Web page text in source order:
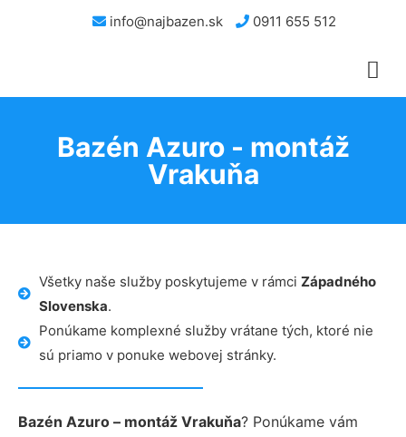
info@najbazen.sk 0911 655 512
Bazén Azuro - montáž
Vrakuňa
Všetky naše služby poskytujeme v rámci Západného
Slovenska.
Ponúkame komplexné služby vrátane tých, ktoré nie
sú priamo v ponuke webovej stránky.
Bazén Azuro – montáž Vrakuňa? Ponúkame vám